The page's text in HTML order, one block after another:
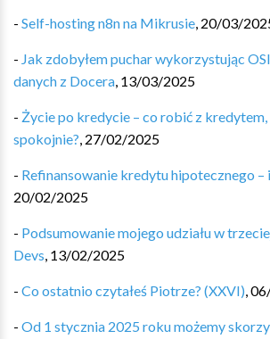
- Self-hosting n8n na Mikrusie, 20/03/
- Jak zdobyłem puchar wykorzystując
danych z Docera, 13/03/2025
- Życie po kredycie – co robić z kredytem,
spokojnie?, 27/02/2025
- Refinansowanie kredytu hipotecznego –
20/02/2025
- Podsumowanie mojego udziału w
Devs, 13/02/2025
- Co ostatnio czytałeś Piotrze? (XXVI),
- Od 1 stycznia 2025 roku możemy